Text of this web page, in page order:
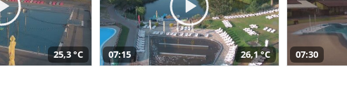
25,3 °C 07:15 26,1 °C 07:30